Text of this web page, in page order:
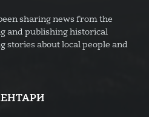
sharing news from the
and publishing historical
stories about local people and